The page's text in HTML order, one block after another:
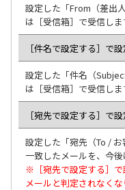
設定した「From（差出
は［受信箱］で受信しま
［件名で設定する］で
設定した「件名（
は［受信箱］で受信しま
［宛先で設定する］で
設定した「宛先（To /
一致したメールを、今後
※［宛先で設定する］
メールと判定されなく